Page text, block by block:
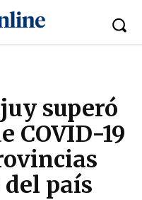
superó
COVID-19
del país